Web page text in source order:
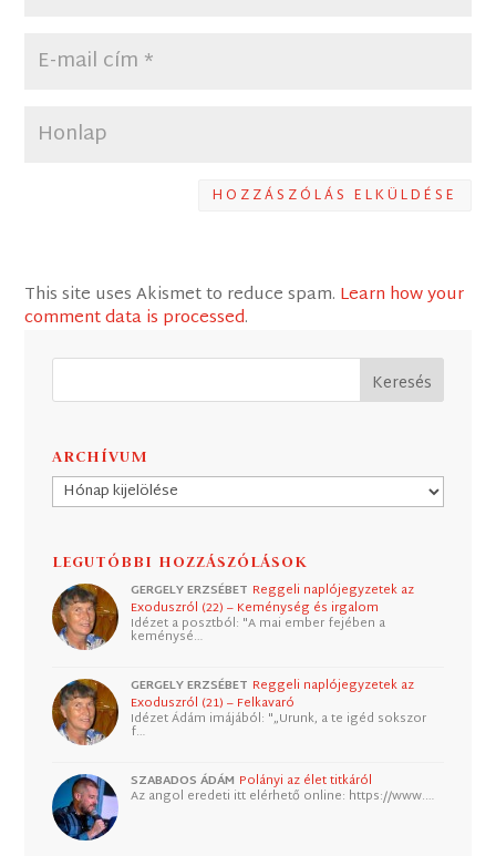
HOZZÁSZÓLÁS ELKÜLDÉSE
This site uses Akismet to reduce spam. Learn how your
comment data is processed.
ARCHÍVUM
Archívum
LEGUTÓBBI HOZZÁSZÓLÁSOK
GERGELY ERZSÉBET Reggeli naplójegyzetek az
Exoduszról (22) – Keménység és irgalom
Idézet a posztból: "A mai ember fejében a
keménysé…
GERGELY ERZSÉBET Reggeli naplójegyzetek az
Exoduszról (21) – Felkavaró
Idézet Ádám imájából: "„Urunk, a te igéd sokszor
f…
SZABADOS ÁDÁM Polányi az élet titkáról
Az angol eredeti itt elérhető online: https://www.…